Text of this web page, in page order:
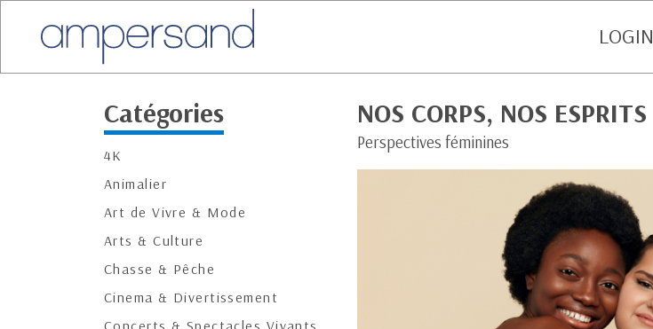
LOGIN
Catégories
4K
Animalier
Art de Vivre & Mode
Arts & Culture
Chasse & Pêche
Cinema & Divertissement
Concerts & Spectacles Vivants
NOS CORPS, NOS ESPRITS
Perspectives féminines